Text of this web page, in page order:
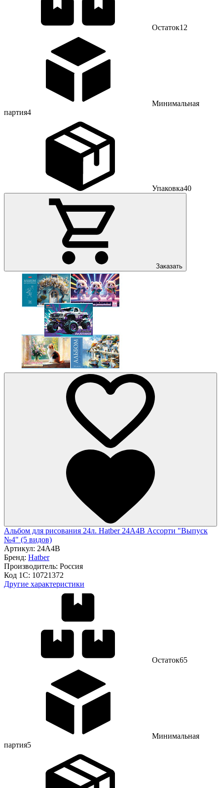
Остаток12
Минимальная
партия4
Упаковка40
Заказать
Альбом для рисования 24л. Hatber 24А4В Ассорти "Выпуск
№4" (5 видов)
Артикул: 24А4В
Бренд: Hatber
Производитель: Россия
Код 1С: 10721372
Другие характеристики
Остаток65
Минимальная
партия5